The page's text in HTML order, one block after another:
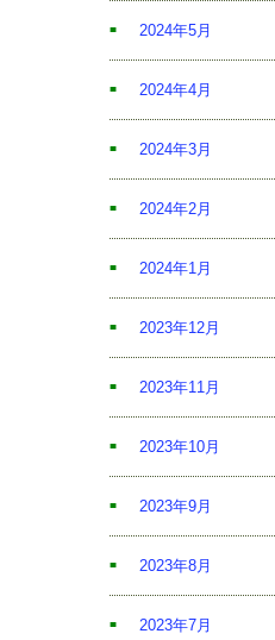
2024年5月
2024年4月
2024年3月
2024年2月
2024年1月
2023年12月
2023年11月
2023年10月
2023年9月
2023年8月
2023年7月